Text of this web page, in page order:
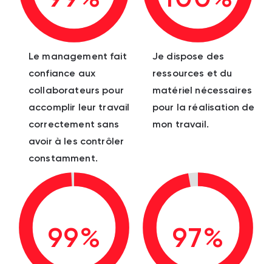
Le management fait
confiance aux
collaborateurs pour
accomplir leur travail
correctement sans
avoir à les contrôler
constamment.
Je dispose des
ressources et du
matériel nécessaires
pour la réalisation de
mon travail.
99% 97%